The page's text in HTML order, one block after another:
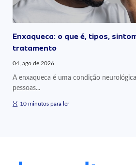
Enxaqueca: o que é, tipos,
tratamento
04, ago de 2026
A enxaqueca é uma condição
pessoas...
10 minutos para ler